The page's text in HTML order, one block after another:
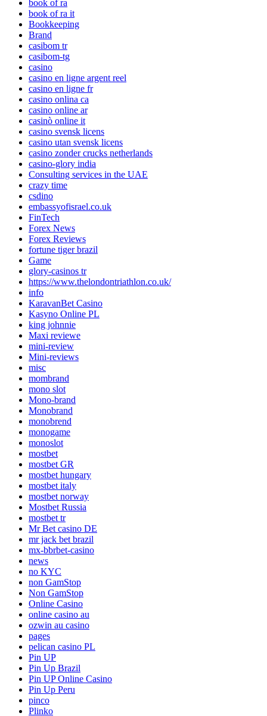
book of ra
book of ra it
Bookkeeping
Brand
casibom tr
casibom-tg
casino
casino en ligne argent reel
casino en ligne fr
casino onlina ca
casino online ar
casinò online it
casino svensk licens
casino utan svensk licens
casino zonder crucks netherlands
casino-glory india
Consulting services in the UAE
crazy time
csdino
embassyofisrael.co.uk
FinTech
Forex News
Forex Reviews
fortune tiger brazil
Game
glory-casinos tr
https://www.thelondontriathlon.co.uk/
info
KaravanBet Casino
Kasyno Online PL
king johnnie
Maxi reviewe
mini-review
Mini-reviews
misc
mombrand
mono slot
Mono-brand
Monobrand
monobrend
monogame
monoslot
mostbet
mostbet GR
mostbet hungary
mostbet italy
mostbet norway
Mostbet Russia
mostbet tr
Mr Bet casino DE
mr jack bet brazil
mx-bbrbet-casino
news
no KYC
non GamStop
Non GamStop
Online Casino
online casino au
ozwin au casino
pages
pelican casino PL
Pin UP
Pin Up Brazil
Pin UP Online Casino
Pin Up Peru
pinco
Plinko